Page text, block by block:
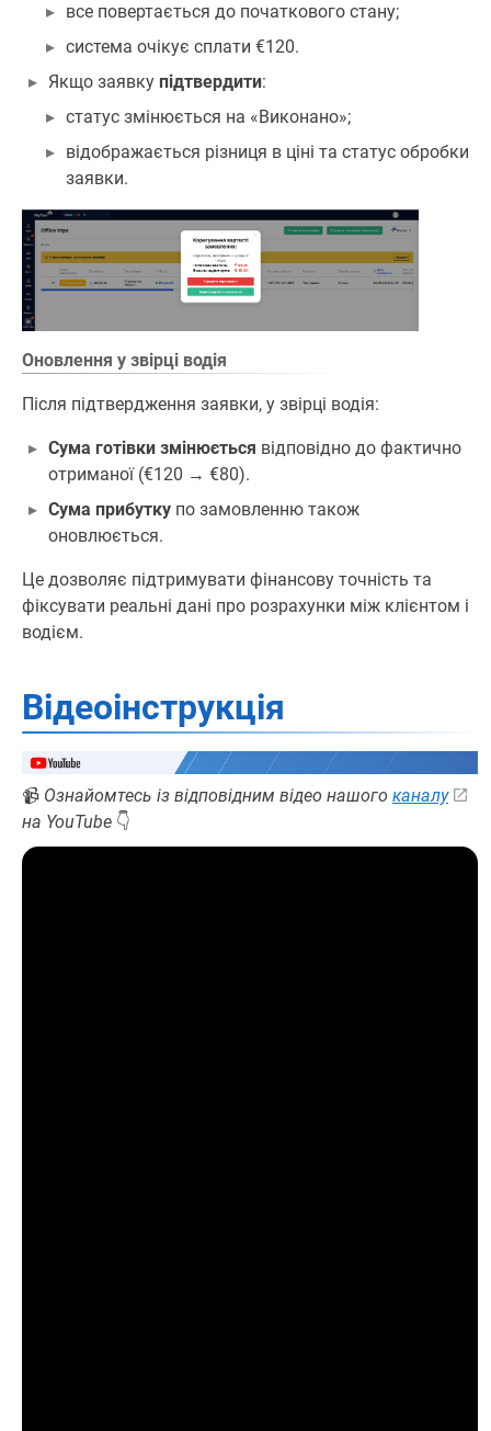
все повертається до початкового стану;
система очікує сплати €120.
Якщо заявку підтвердити:
статус змінюється на «Виконано»;
відображається різниця в ціні та статус обробки
заявки.
Оновлення у звірці водія
Після підтвердження заявки, у звірці водія:
Сума готівки змінюється відповідно до фактично
отриманої (€120 → €80).
Сума прибутку по замовленню також
оновлюється.
Це дозволяє підтримувати фінансову точність та
фіксувати реальні дані про розрахунки між клієнтом і
водієм.
Відеоінструкція
📹 Ознайомтесь із відповідним відео нашого каналу
на YouTube 👇